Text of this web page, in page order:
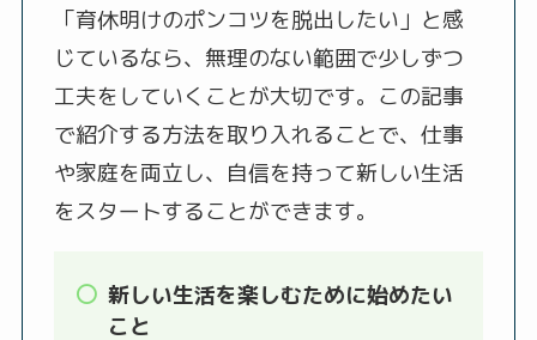
「育休明けのポンコツを脱出したい」と感
じているなら、無理のない範囲で少しずつ
工夫をしていくことが大切です。この記事
で紹介する方法を取り入れることで、仕事
や家庭を両立し、自信を持って新しい生活
をスタートすることができます。
新しい生活を楽しむために始めたい
こと